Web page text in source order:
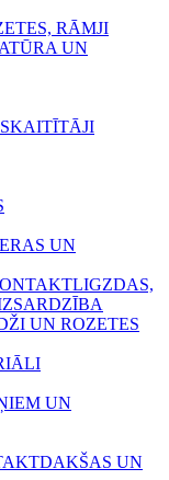
RĀMJI
UN
UN
UN ROZETES
UN
UN